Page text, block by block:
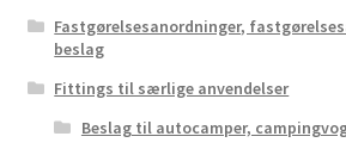
Fastgørelsesanordninger,
beslag
Fittings til særlige anvendelser
Beslag til autocamper,